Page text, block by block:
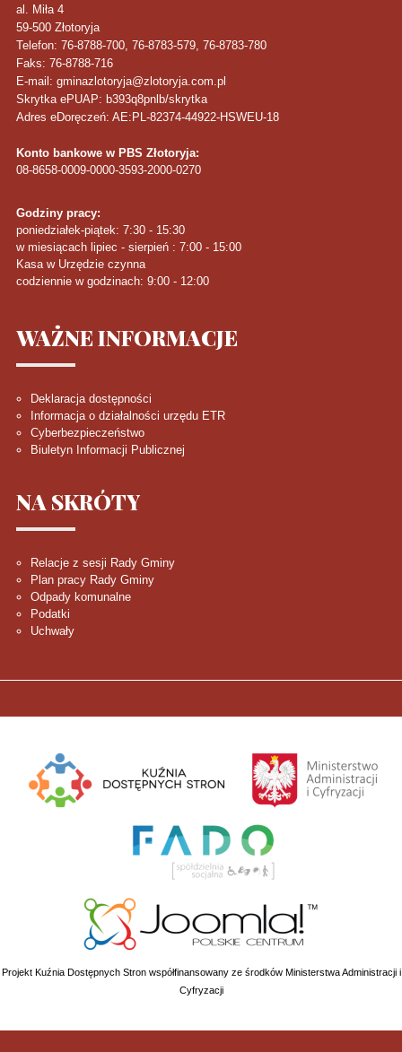
al. Miła 4
59-500 Złotoryja
Telefon: 76-8788-700, 76-8783-579, 76-8783-780
Faks: 76-8788-716
E-mail: gminazlotoryja@zlotoryja.com.pl
Skrytka ePUAP: b393q8pnlb/skrytka
Adres eDoręczeń: AE:PL-82374-44922-HSWEU-18
Konto bankowe w PBS Złotoryja:
08-8658-0009-0000-3593-2000-0270
Godziny pracy:
poniedziałek-piątek: 7:30 - 15:30
w miesiącach lipiec - sierpień : 7:00 - 15:00
Kasa w Urzędzie czynna
codziennie w godzinach: 9:00 - 12:00
WAŻNEINFORMACJE
Deklaracja dostępności
Informacja o działalności urzędu ETR
Cyberbezpieczeństwo
Biuletyn Informacji Publicznej
NA SKRÓTY
Relacje z sesji Rady Gminy
Plan pracy Rady Gminy
Odpady komunalne
Podatki
Uchwały
Projekt Kuźnia Dostępnych Stron współfinansowany ze środków Ministerstwa Administracji i
Cyfryzacji